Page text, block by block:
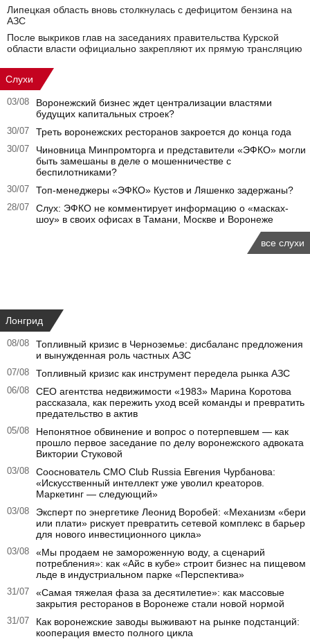
Липецкая область вновь столкнулась с дефицитом бензина на
АЗС
После выкриков глав на заседаниях правительства Курской
области власти официально закрепляют их прямую трансляцию
Слухи
03/08
Воронежский бизнес ждет централизации властями
будущих капитальных строек?
30/07 Треть воронежских ресторанов закроется до конца года
30/07
Чиновница Минпромторга и представители «ЭФКО» могли
быть замешаны в деле о мошенничестве с
беспилотниками?
30/07 Топ-менеджеры «ЭФКО» Кустов и Ляшенко задержаны?
28/07
Слух: ЭФКО не комментирует информацию о «масках-
шоу» в своих офисах в Тамани, Москве и Воронеже
все слухи
Лонгрид
08/08
Топливный кризис в Черноземье: дисбаланс предложения
и вынужденная роль частных АЗС
07/08 Топливный кризис как инструмент передела рынка АЗС
06/08
CEO агентства недвижимости «1983» Марина Коротова
рассказала, как пережить уход всей команды и превратить
предательство в актив
05/08
Непонятное обвинение и вопрос о потерпевшем — как
прошло первое заседание по делу воронежского адвоката
Виктории Стуковой
03/08
Сооснователь CMO Club Russia Евгения Чурбанова:
«Искусственный интеллект уже уволил креаторов.
Маркетинг — следующий»
03/08
Эксперт по энергетике Леонид Воробей: «Механизм «бери
или плати» рискует превратить сетевой комплекс в барьер
для нового инвестиционного цикла»
03/08
«Мы продаем не замороженную воду, а сценарий
потребления»: как «Айс в кубе» строит бизнес на пищевом
льде в индустриальном парке «Перспектива»
31/07
«Самая тяжелая фаза за десятилетие»: как массовые
закрытия ресторанов в Воронеже стали новой нормой
31/07
Как воронежские заводы выживают на рынке подстанций:
кооперация вместо полного цикла